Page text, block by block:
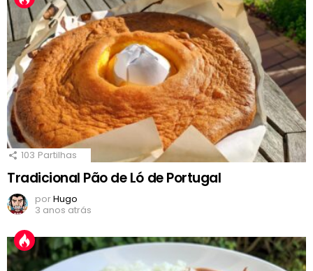
103 Partilhas
Tradicional Pão de Ló de Portugal
porHugo
3 anos atrás